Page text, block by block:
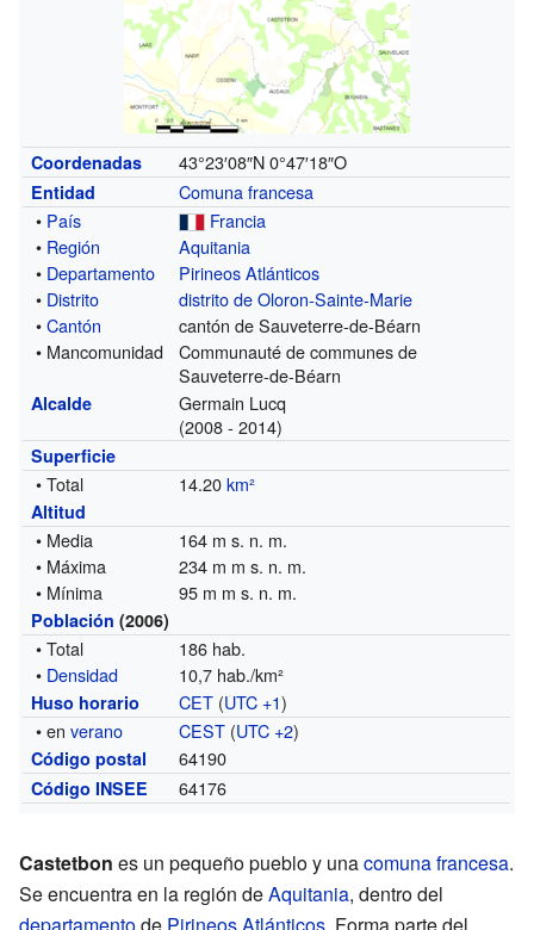
Coordenadas 43°23′08″N 0°47′18″O
Entidad
Comuna francesa
• País
Francia
• Región
Aquitania
• Departamento
Pirineos Atlánticos
• Distrito
distrito de Oloron-Sainte-Marie
•Cantón
cantón de Sauveterre-de-Béarn
• Mancomunidad
Communauté de communes de
Sauveterre-de-Béarn
Alcalde
Germain Lucq
(2008 - 2014)
Superficie
• Total 14.20km²
Altitud
• Media
164 m s. n. m.
• Máxima
234 m m s. n. m.
• Mínima
95 m m s. n. m.
Población (2006)
• Total
186 hab.
• Densidad 10,7 hab./km²
Huso horario CET (UTC +1)
• enverano CEST (UTC +2)
Código postal 64190
Código INSEE 64176
Castetbon es un pequeño pueblo y unacomuna francesa.
Se encuentra en la región deAquitania, dentro del
departamentode Pirineos Atlánticos . Forma parte del